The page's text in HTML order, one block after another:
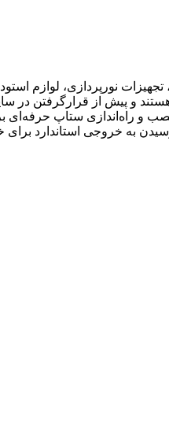
نورپردازی، لوازم
و پیش از قرارگرفتن در
راه‌اندازی ستاپ حرفه‌ای
به خروجی استاندارد برای